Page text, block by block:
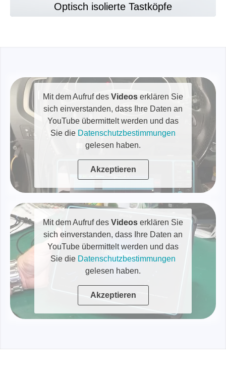
Optisch isolierte Tastköpfe
Mit dem Aufruf des Videos erklären Sie
sich einverstanden, dass Ihre Daten an
YouTube übermittelt werden und das
Sie die Datenschutzbestimmungen
gelesen haben.
Akzeptieren
Mit dem Aufruf des Videos erklären Sie
sich einverstanden, dass Ihre Daten an
YouTube übermittelt werden und das
Sie die Datenschutzbestimmungen
gelesen haben.
Akzeptieren